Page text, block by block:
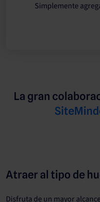
Simplemente
La gran
Atraer al tipo de
Disfruta de un mayor